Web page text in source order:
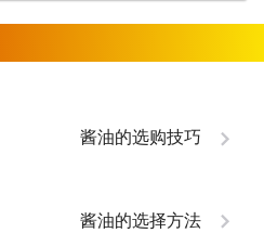
酱油的选购技巧
酱油的选择方法